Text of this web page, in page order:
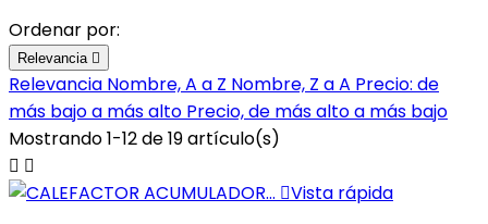
Ordenar por:
Relevancia 
Relevancia Nombre, A a Z Nombre, Z a A Precio: de
más bajo a más alto Precio, de más alto a más bajo
Mostrando 1-12 de 19 artículo(s)
 
Vista rápida